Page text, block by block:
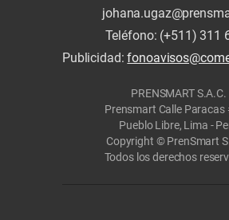
Teléfono: (+511) 311
Publicidad:
PRENSMART S.A.C.
Prensmart Calle Paracas
Pueblo Libre, Lima -
Copyright © PrenSmart
Todos los derechos